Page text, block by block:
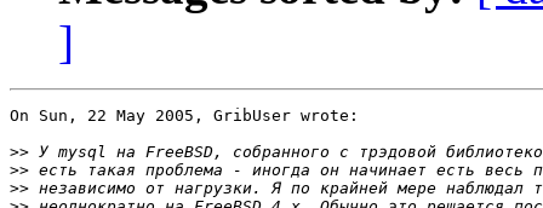
]
On Sun, 22 May 2005, GribUser wrote:
>>
>>
>>